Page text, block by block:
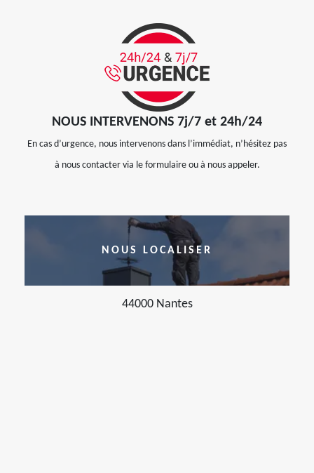
NOUS INTERVENONS 7j/7 et 24h/24
En cas d’urgence, nous intervenons dans l’immédiat, n’hésitez pas
à nous contacter via le formulaire ou à nous appeler.
NOUS LOCALISER
44000 Nantes